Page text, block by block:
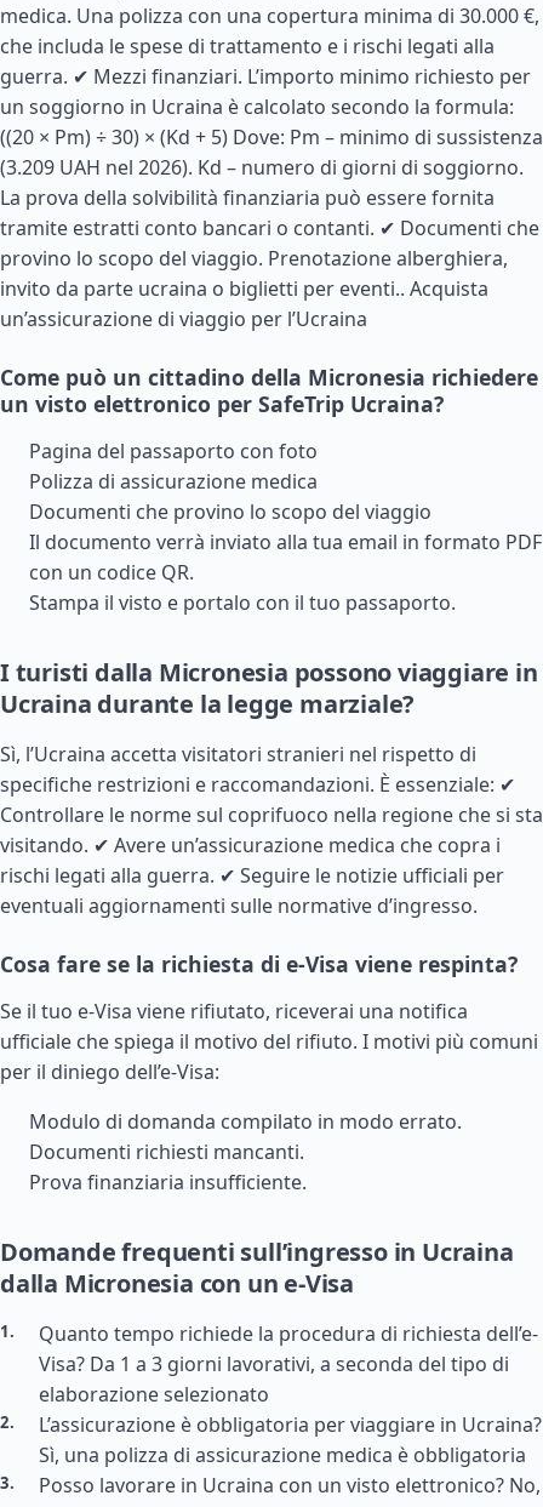
medica. Una polizza con una copertura minima di 30.000 €,
che includa le spese di trattamento e i rischi legati alla
guerra. ✔ Mezzi finanziari. L’importo minimo richiesto per
un soggiorno in Ucraina è calcolato secondo la formula:
((20 × Pm) ÷ 30) × (Kd + 5) Dove: Pm – minimo di sussistenza
(3.209 UAH nel 2026). Kd – numero di giorni di soggiorno.
La prova della solvibilità finanziaria può essere fornita
tramite estratti conto bancari o contanti. ✔ Documenti che
provino lo scopo del viaggio. Prenotazione alberghiera,
invito da parte ucraina o biglietti per eventi.. Acquista
un’assicurazione di viaggio per l’Ucraina
Come può un cittadino della Micronesia richiedere
un visto elettronico per SafeTrip Ucraina?
Pagina del passaporto con foto
Polizza di assicurazione medica
Documenti che provino lo scopo del viaggio
Il documento verrà inviato alla tua email in formato PDF
con un codice QR.
Stampa il visto e portalo con il tuo passaporto.
I turisti dalla Micronesia possono viaggiare in
Ucraina durante la legge marziale?
Sì, l’Ucraina accetta visitatori stranieri nel rispetto di
specifiche restrizioni e raccomandazioni. È essenziale: ✔
Controllare le norme sul coprifuoco nella regione che si sta
visitando. ✔ Avere un’assicurazione medica che copra i
rischi legati alla guerra. ✔ Seguire le notizie ufficiali per
eventuali aggiornamenti sulle normative d’ingresso.
Cosa fare se la richiesta di e-Visa viene respinta?
Se il tuo e-Visa viene rifiutato, riceverai una notifica
ufficiale che spiega il motivo del rifiuto. I motivi più comuni
per il diniego dell’e-Visa:
Modulo di domanda compilato in modo errato.
Documenti richiesti mancanti.
Prova finanziaria insufficiente.
Domande frequenti sull’ingresso in Ucraina
dalla Micronesia con un e-Visa
Quanto tempo richiede la procedura di richiesta dell’e-
Visa? Da 1 a 3 giorni lavorativi, a seconda del tipo di
elaborazione selezionato
L’assicurazione è obbligatoria per viaggiare in Ucraina?
Sì, una polizza di assicurazione medica è obbligatoria
Posso lavorare in Ucraina con un visto elettronico? No,